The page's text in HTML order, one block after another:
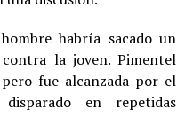
habría sacado un
la joven. Pimentel
fue alcanzada por el
en repetidas